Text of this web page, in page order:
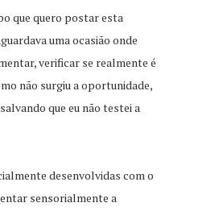
que quero postar esta
uma ocasião onde
verificar se realmente é
não surgiu a oportunidade,
que eu não testei a
desenvolvidas com o
sensorialmente a